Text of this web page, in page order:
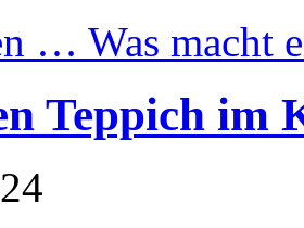
… Was macht
Teppich im